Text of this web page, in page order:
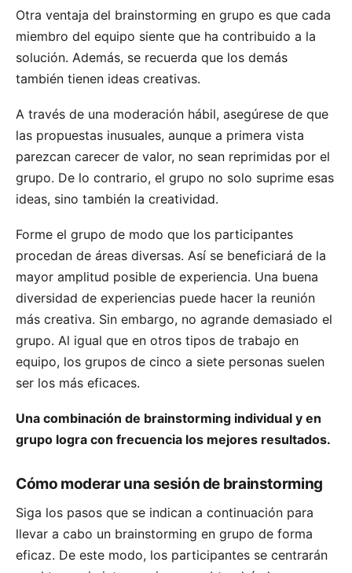
Otra ventaja del brainstorming en grupo es que cada
miembro del equipo siente que ha contribuido a la
solución. Además, se recuerda que los demás
también tienen ideas creativas.
A través de una moderación hábil, asegúrese de que
las propuestas inusuales, aunque a primera vista
parezcan carecer de valor, no sean reprimidas por el
grupo. De lo contrario, el grupo no solo suprime esas
ideas, sino también la creatividad.
Forme el grupo de modo que los participantes
procedan de áreas diversas. Así se beneficiará de la
mayor amplitud posible de experiencia. Una buena
diversidad de experiencias puede hacer la reunión
más creativa. Sin embargo, no agrande demasiado el
grupo. Al igual que en otros tipos de trabajo en
equipo, los grupos de cinco a siete personas suelen
ser los más eficaces.
Una combinación de brainstorming individual y en
grupo logra con frecuencia los mejores resultados.
Cómo moderar una sesión de brainstorming
Siga los pasos que se indican a continuación para
llevar a cabo un brainstorming en grupo de forma
eficaz. De este modo, los participantes se centrarán